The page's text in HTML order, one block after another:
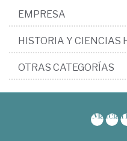
EMPRESA
HISTORIA Y CIENCIAS
OTRAS CATEGORÍAS